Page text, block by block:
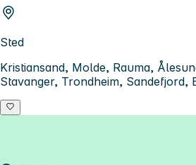
Sted
Kristiansand, Molde, Rauma,
Stavanger, Trondheim, Sandefjord,